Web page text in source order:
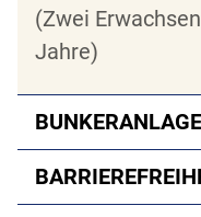
(Zwei
Jahre)